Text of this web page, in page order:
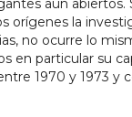
aún
orígenes la
no ocurre lo
en particular su
1970 y 1973 y